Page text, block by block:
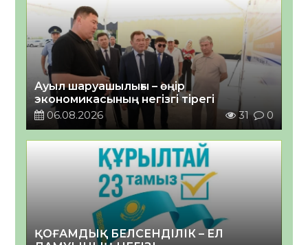
Ауыл шаруашылығы – өңір
экономикасының негізгі тірегі
06.08.2026
31 0
ҚОҒАМДЫҚ БЕЛСЕНДІЛІК – ЕЛ